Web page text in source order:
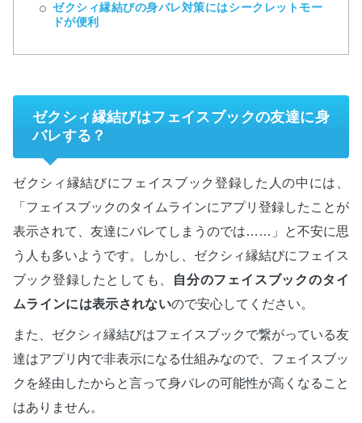
ゼクシィ縁結びの身バレ対策にはシークレットモー
ドが便利
ゼクシィ縁結びはフェイスブックの友達に身
バレする？
ゼクシィ縁結びにフェイスブック登録した人の中には、
「フェイスブックのタイムラインにアプリ登録したことが
表示されて、友達にバレてしまうのでは……」と不安に思
う人も多いようです。しかし、ゼクシィ縁結びにフェイス
ブック登録したとしても、
自分のフェイスブックのタイ
ムラインには表示されないので安心してください。
また、ゼクシィ縁結びはフェイスブックで繋がっている友
達はアプリ内で非表示になる仕組みなので、フェイスブッ
クを経由したからと言って身バレの可能性が高くなること
はありません。